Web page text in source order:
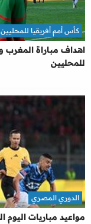
للمحليين
كأس أمم أفريقيا للمحليين
الدوري المصري